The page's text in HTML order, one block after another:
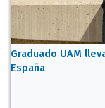
Graduado UAM
España